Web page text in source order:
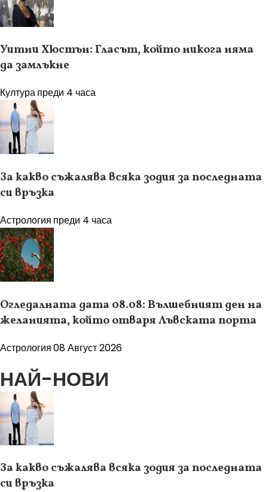
Уитни Хюстън: Гласът, който никога няма
да замлъкне
Културапреди 4 часа
За какво съжалява всяка зодия за последната
си връзка
Астрология преди 4 часа
Огледалната дата 08.08: Вълшебният ден на
желанията, който отваря Лъвската порта
Астрология08 Август 2026
НАЙ-НОВИ
За какво съжалява всяка зодия за последната
си връзка